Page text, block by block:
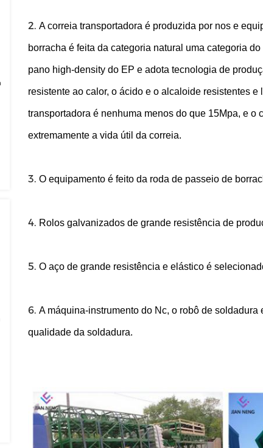
2. A correia transportadora é produzida por nos e
borracha é feita da categoria natural uma categoria
pano high-density do EP e adota tecnologia de
resistente ao calor, o ácido e o alcaloide resistentes
transportadora é nenhuma menos do que 15Mpa, e
extremamente a vida útil da correia.
3. O equipamento é feito da roda de passeio de
4. Rolos galvanizados de grande resistência de
5. O aço de grande resistência e elástico é
6. A máquina-instrumento do Nc, o robô de
qualidade da soldadura.